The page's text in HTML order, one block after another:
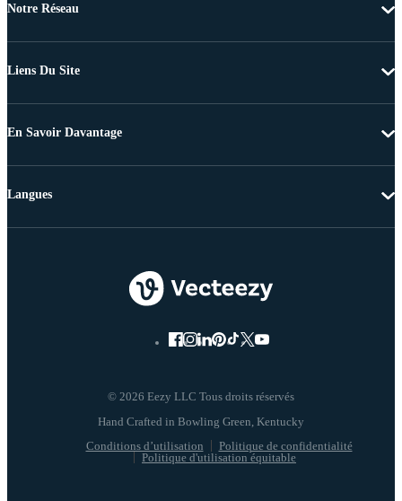
Notre Réseau
Liens Du Site
En Savoir Davantage
© 2026 Eezy LLC Tous droits réservés
Conditions d’utilisation
Politique de confidentialité
Politique d'utilisation équitable
Langues